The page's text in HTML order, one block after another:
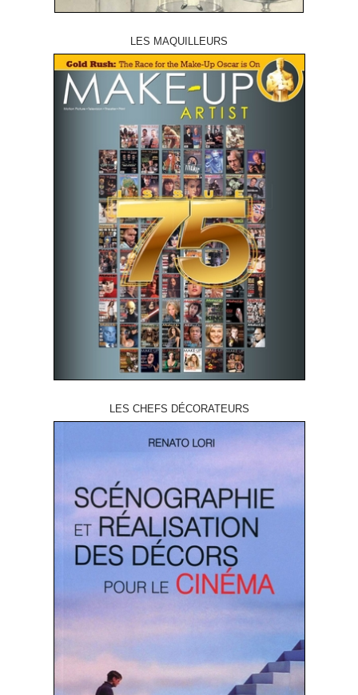
LES MAQUILLEURS
LES CHEFS DÉCORATEURS